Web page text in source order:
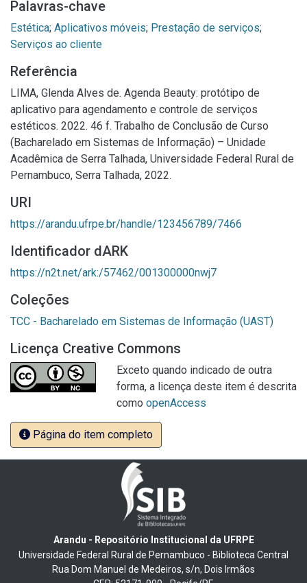
Palavras-chave
Estética; Aplicativos móveis; Prestação de serviços;
Serviços ao cliente
Referência
LIMA, Glenda Alves de. Agenda Beauty: protótipo de
aplicativo para agendamento e controle de serviços
estéticos. 2022. 46 f. Trabalho de Conclusão de Curso
(Bacharelado em Sistemas de Informação) – Unidade
Acadêmica de Serra Talhada, Universidade Federal Rural de
Pernambuco, Serra Talhada, 2022.
URI
https://arandu.ufrpe.br/handle/123456789/7466
Identificador dARK
https://n2t.net/ark:/57462/001300000nwj7
Coleções
TCC - Bacharelado em Sistemas de Informação (UAST)
Licença Creative Commons
Exceto quando indicado de outra
forma, a licença deste item é descrita
como openAccess
Página do item completo
Arandu - Repositório Institucional da UFRPE
Universidade Federal Rural de Pernambuco - Biblioteca Central
Rua Dom Manuel de Medeiros, s/n, Dois Irmãos